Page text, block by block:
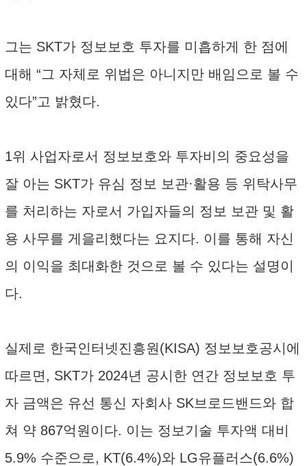
그는 SKT가 정보보호 투자를 미흡하게 한 점에
대해 “그 자체로 위법은 아니지만 배임으로 볼 수
있다”고 밝혔다.
1위 사업자로서 정보보호와 투자비의 중요성을
잘 아는 SKT가 유심 정보 보관·활용 등 위탁사무
를 처리하는 자로서 가입자들의 정보 보관 및 활
용 사무를 게을리했다는 요지다. 이를 통해 자신
의 이익을 최대화한 것으로 볼 수 있다는 설명이
다.
실제로 한국인터넷진흥원(KISA) 정보보호공시에
따르면, SKT가 2024년 공시한 연간 정보보호 투
자 금액은 유선 통신 자회사 SK브로드밴드와 합
쳐 약 867억원이다. 이는 정보기술 투자액 대비
5.9% 수준으로, KT(6.4%)와 LG유플러스(6.6%)